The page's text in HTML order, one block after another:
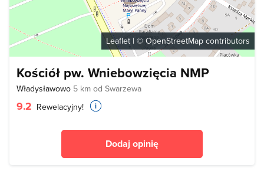
Leaflet | © OpenStreetMap contributors
Kościół pw. Wniebowzięcia NMP
Władysławowo 5 km od Swarzewa
9.2 Rewelacyjny!
Dodaj opinię